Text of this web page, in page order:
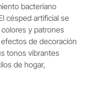
bacteriano
césped artificial se
y patrones
de decoración
tonos vibrantes
de hogar,